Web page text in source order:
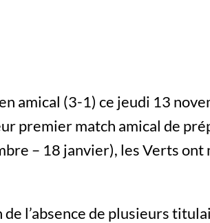
amical (3-1) ce jeudi 13
premier match amical de
– 18 janvier), les Verts ont
l’absence de plusieurs